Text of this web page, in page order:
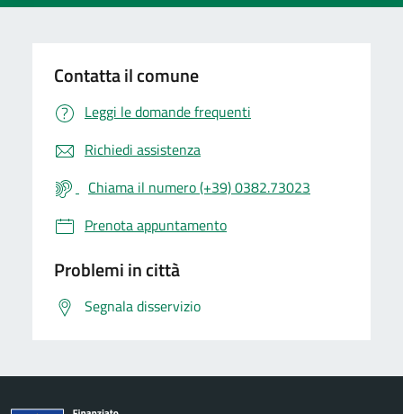
Contatta il comune
Leggi le domande frequenti
Richiedi assistenza
Chiama il numero (+39) 0382.73023
Prenota appuntamento
Problemi in città
Segnala disservizio